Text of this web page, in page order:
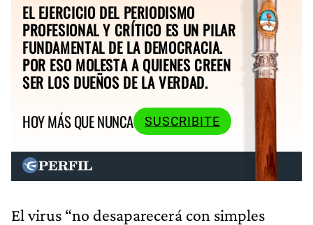
EL EJERCICIO DEL PERIODISMO
PROFESIONAL Y CRÍTICO ES UN PILAR
FUNDAMENTAL DE LA DEMOCRACIA.
POR ESO MOLESTA A QUIENES CREEN
SER LOS DUEÑOS DE LA VERDAD.
HOY MÁS QUE NUNCA
SUSCRIBITE
El virus “no desaparecerá con simples